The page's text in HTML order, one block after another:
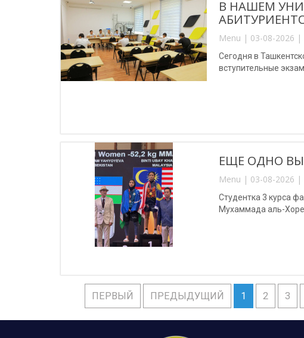
В НАШЕМ
Menu | 03-08-2026 |
Сегодня в
вступительные
ЕЩЕ ОДНО
Menu | 03-08-2026 |
Студентка 3 курса
Мухаммада аль-
ПЕРВЫЙ ПРЕДЫДУЩИЙ 1 2 3